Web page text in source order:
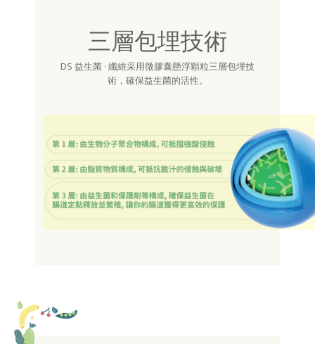
三層包埋技術
DS 益生菌 · 纖維采用微膠囊懸浮顆粒三層包埋技
術，確保益生菌的活性。